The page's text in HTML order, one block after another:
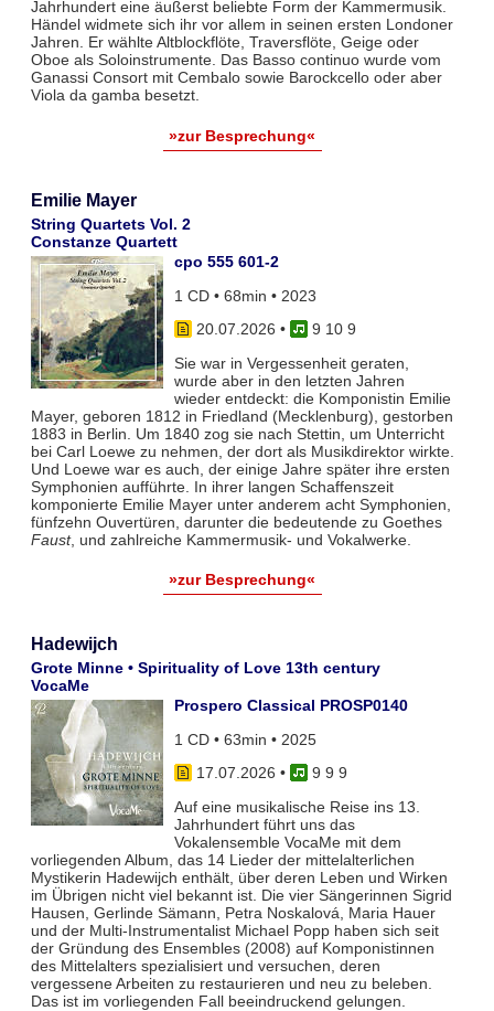
Jahrhundert eine äußerst beliebte Form der Kammermusik.
Händel widmete sich ihr vor allem in seinen ersten Londoner
Jahren. Er wählte Altblockflöte, Traversflöte, Geige oder
Oboe als Soloinstrumente. Das Basso continuo wurde vom
Ganassi Consort mit Cembalo sowie Barockcello oder aber
Viola da gamba besetzt.
»zur Besprechung«
Emilie Mayer
String Quartets Vol. 2
Constanze Quartett
cpo 555 601-2
1 CD • 68min • 2023
20.07.2026 •
9 10 9
Sie war in Vergessenheit geraten,
wurde aber in den letzten Jahren
wieder entdeckt: die Komponistin Emilie
Mayer, geboren 1812 in Friedland (Mecklenburg), gestorben
1883 in Berlin. Um 1840 zog sie nach Stettin, um Unterricht
bei Carl Loewe zu nehmen, der dort als Musikdirektor wirkte.
Und Loewe war es auch, der einige Jahre später ihre ersten
Symphonien aufführte. In ihrer langen Schaffenszeit
komponierte Emilie Mayer unter anderem acht Symphonien,
fünfzehn Ouvertüren, darunter die bedeutende zu Goethes
Faust, und zahlreiche Kammermusik- und Vokalwerke.
»zur Besprechung«
Hadewijch
Grote Minne • Spirituality of Love 13th century
VocaMe
Prospero Classical PROSP0140
1 CD • 63min • 2025
17.07.2026 •
9 9 9
Auf eine musikalische Reise ins 13.
Jahrhundert führt uns das
Vokalensemble VocaMe mit dem
vorliegenden Album, das 14 Lieder der mittelalterlichen
Mystikerin Hadewijch enthält, über deren Leben und Wirken
im Übrigen nicht viel bekannt ist. Die vier Sängerinnen Sigrid
Hausen, Gerlinde Sämann, Petra Noskalová, Maria Hauer
und der Multi-Instrumentalist Michael Popp haben sich seit
der Gründung des Ensembles (2008) auf Komponistinnen
des Mittelalters spezialisiert und versuchen, deren
vergessene Arbeiten zu restaurieren und neu zu beleben.
Das ist im vorliegenden Fall beeindruckend gelungen.